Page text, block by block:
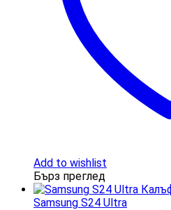
Add to wishlist
Бърз преглед
Samsung S24 Ultra